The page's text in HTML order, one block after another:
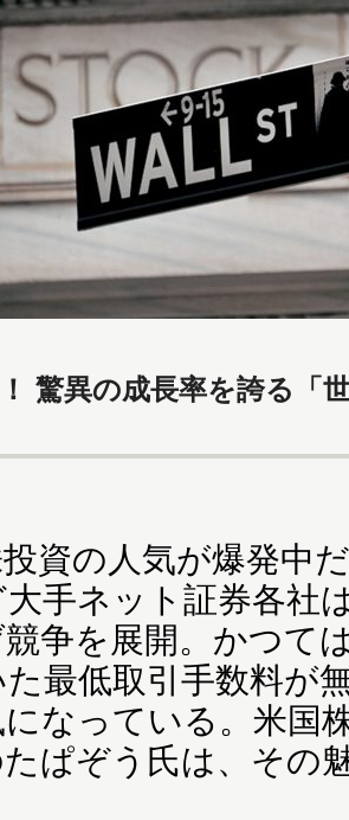
驚異の成長率を誇る「
資の人気が爆発中
手ネット証券各社
争を展開。かつて
最低取引手数料が
なっている。米国
ぱぞう氏は、その